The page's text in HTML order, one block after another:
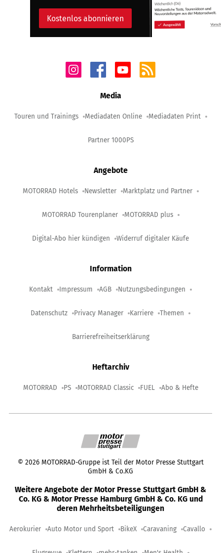
Kostenlos abonnieren
Media
Touren und Trainings Mediadaten Online Mediadaten Print
Partner 1000PS
Angebote
MOTORRAD Hotels Newsletter Marktplatz und Partner
MOTORRAD Tourenplaner MOTORRAD plus
Digital-Abo hier kündigen Widerruf digitaler Käufe
Information
Kontakt Impressum AGB Nutzungsbedingungen
Datenschutz Privacy Manager Karriere Themen
Barrierefreiheitserklärung
Heftarchiv
MOTORRAD PS MOTORRAD Classic FUEL Abo & Hefte
© 2026 MOTORRAD-Gruppe ist Teil der Motor Presse Stuttgart
GmbH & Co.KG
Weitere Angebote der Motor Presse Stuttgart GmbH &
Co. KG & Motor Presse Hamburg GmbH & Co. KG und
deren Mehrheitsbeteiligungen
Aerokurier Auto Motor und Sport BikeX Caravaning Cavallo